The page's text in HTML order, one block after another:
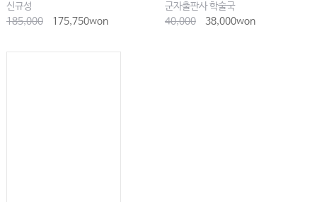
신규성
185,000
175,750won
군자출판사 학술국
40,000
38,000won